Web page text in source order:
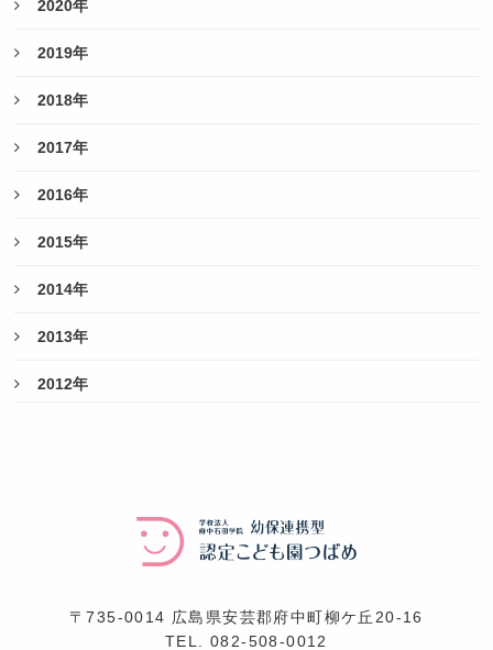
2020年
2019年
2018年
2017年
2016年
2015年
2014年
2013年
2012年
〒735-0014 広島県安芸郡府中町柳ケ丘20-16
TEL.082-508-0012